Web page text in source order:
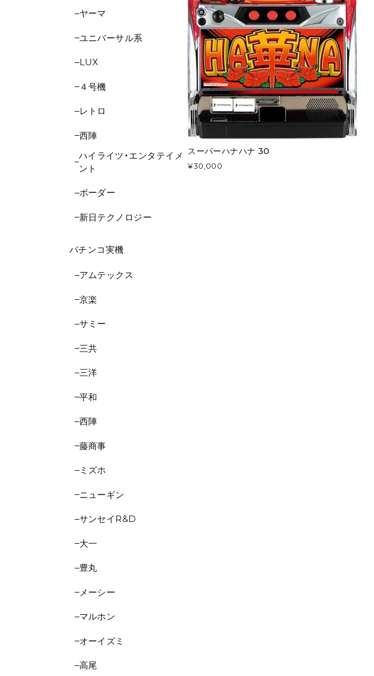
ヤーマ
ユニバーサル系
LUX
４号機
レトロ
西陣
ハイライツ・エンタテイメ
ント
ボーダー
新日テクノロジー
パチンコ実機
アムテックス
京楽
サミー
三共
三洋
平和
西陣
藤商事
ミズホ
ニューギン
サンセイR&D
大一
豊丸
メーシー
マルホン
オーイズミ
高尾
スーパーハナハナ 30
¥30,000